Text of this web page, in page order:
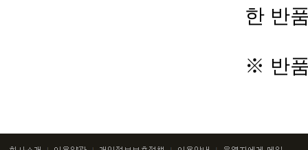
한 반
※ 반